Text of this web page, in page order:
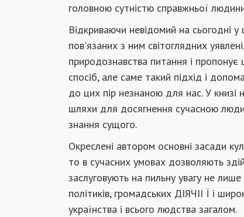
головною сутністю справжньої
Відкриваючи невідомий на сьогодні
пов'язаних з ним світоглядних
природознавства питання і
спосіб, але саме такий підхід і
до цих пір незнаною для нас. У книзі
шляхи для досягнення сучасною
знання сущого.
Окреслені автором основні засади
то в сучасних умовах дозволяють
заслуговують на пильну увагу не
політиків, громадських ДІЯЧІІ Ї і
українства і всього людства загалом.